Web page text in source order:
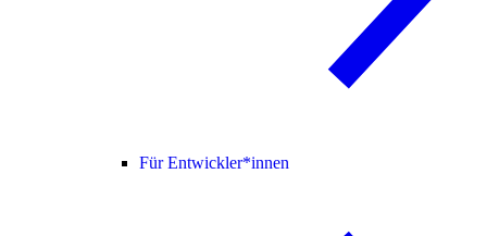
Für Entwickler*innen